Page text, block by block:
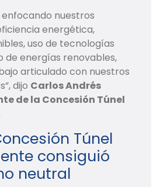
nuestros
energética,
uso de tecnologías
de energías renovables,
articulado con nuestros
dijo Carlos Andrés
de la Concesión Túnel
Túnel
consiguió
neutral